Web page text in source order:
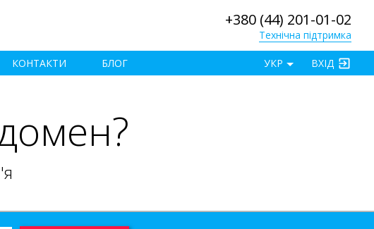
+380 (44) 201-01-02
Технічна підтримка
КОНТАКТИ БЛОГ ВХІД
УКР